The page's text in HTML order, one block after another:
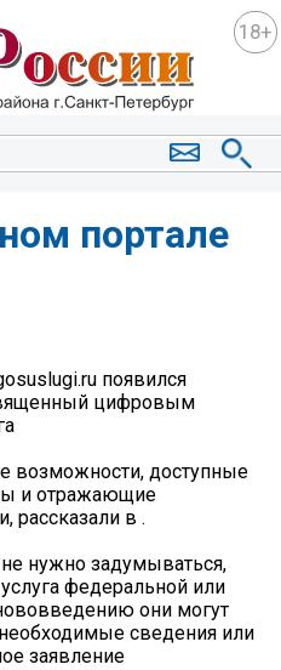
18+
портале
появился
цифровым
возможности, доступные
и отражающие
рассказали в .
нужно задумываться,
федеральной или
они могут
сведения или
заявление